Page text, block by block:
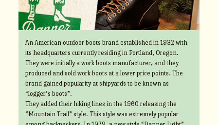
An American outdoor boots brand established in 1932 with
its headquarters currently residing in Portland, Oregon.
They were initially a work boots manufacturer, and they
produced and sold work boots at a lower price points. The
brand gained popularity at shipyards to be known as
“logger’s boots”.
They added their hiking lines in the 1960 releasing the
“Mountain Trail” style. This style was extremely popular